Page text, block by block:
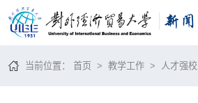
当前位置：首页 >教学工作 > 人才强校